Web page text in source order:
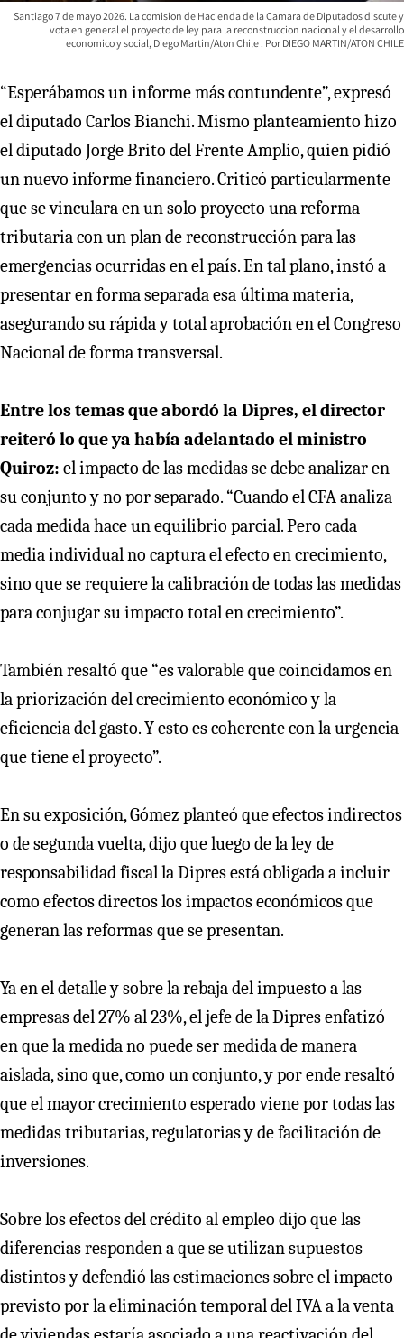
Santiago 7 de mayo 2026. La comision de Hacienda de la Camara de Diputados discute y
vota en general el proyecto de ley para la reconstruccion nacional y el desarrollo
economico y social, Diego Martin/Aton Chile
DIEGO MARTIN/ATON CHILE
“Esperábamos un informe más contundente”, expresó
el diputado Carlos Bianchi. Mismo planteamiento hizo
el diputado Jorge Brito del Frente Amplio, quien pidió
un nuevo informe financiero. Criticó particularmente
que se vinculara en un solo proyecto una reforma
tributaria con un plan de reconstrucción para las
emergencias ocurridas en el país. En tal plano, instó a
presentar en forma separada esa última materia,
asegurando su rápida y total aprobación en el Congreso
Nacional de forma transversal.
Entre los temas que abordó la Dipres, el director
reiteró lo que ya había adelantado el ministro
Quiroz: el impacto de las medidas se debe analizar en
su conjunto y no por separado. “Cuando el CFA analiza
cada medida hace un equilibrio parcial. Pero cada
media individual no captura el efecto en crecimiento,
sino que se requiere la calibración de todas las medidas
para conjugar su impacto total en crecimiento”.
También resaltó que “es valorable que coincidamos en
la priorización del crecimiento económico y la
eficiencia del gasto. Y esto es coherente con la urgencia
que tiene el proyecto”.
En su exposición, Gómez planteó que efectos indirectos
o de segunda vuelta, dijo que luego de la ley de
responsabilidad fiscal la Dipres está obligada a incluir
como efectos directos los impactos económicos que
generan las reformas que se presentan.
Ya en el detalle y sobre la rebaja del impuesto a las
empresas del 27% al 23%, el jefe de la Dipres enfatizó
en que la medida no puede ser medida de manera
aislada, sino que, como un conjunto, y por ende resaltó
que el mayor crecimiento esperado viene por todas las
medidas tributarias, regulatorias y de facilitación de
inversiones.
Sobre los efectos del crédito al empleo dijo que las
diferencias responden a que se utilizan supuestos
distintos y defendió las estimaciones sobre el impacto
previsto por la eliminación temporal del IVA a la venta